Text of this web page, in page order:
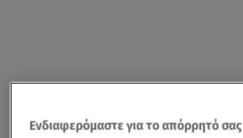
Ενδιαφερόμαστε για το απόρρητό σας